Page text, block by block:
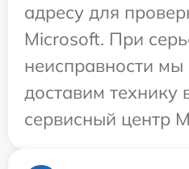
адресу для
Microsoft. При
неисправности мы
доставим технику
сервисный центр